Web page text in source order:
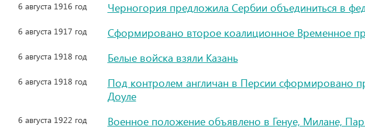
6 августа 1916 год Черногория предложила Сербии объединиться в
6 августа 1917 год Сформировано второе коалиционное Временное
6 августа 1918 год Белые войска взяли Казань
6 августа 1918 год
Под контролем англичан в Персии сформировано
Доуле
6 августа 1922 год Военное положение объявлено в Генуе, Милане,